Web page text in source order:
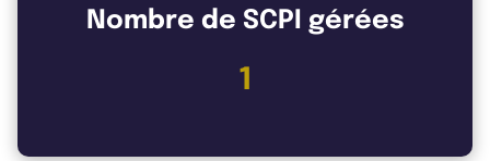
Nombre de SCPI gérées
1